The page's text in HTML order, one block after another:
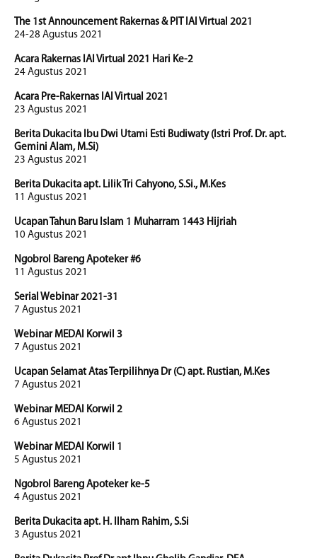
The 1st Announcement Rakernas & PIT IAI Virtual 2021
24-28 Agustus 2021
Acara Rakernas IAI Virtual 2021 Hari Ke-2
24 Agustus 2021
Acara Pre-Rakernas IAI Virtual 2021
23 Agustus 2021
Berita Dukacita Ibu Dwi Utami Esti Budiwaty (Istri Prof. Dr. apt.
Gemini Alam, M.Si)
23 Agustus 2021
Berita Dukacita apt. Lilik Tri Cahyono, S.Si., M.Kes
11 Agustus 2021
Ucapan Tahun Baru Islam 1 Muharram 1443 Hijriah
10 Agustus 2021
Ngobrol Bareng Apoteker #6
11 Agustus 2021
Serial Webinar 2021-31
7 Agustus 2021
Webinar MEDAI Korwil 3
7 Agustus 2021
Ucapan Selamat Atas Terpilihnya Dr (C) apt. Rustian, M.Kes
7 Agustus 2021
Webinar MEDAI Korwil 2
6 Agustus 2021
Webinar MEDAI Korwil 1
5 Agustus 2021
Ngobrol Bareng Apoteker ke-5
4 Agustus 2021
Berita Dukacita apt. H. Ilham Rahim, S.Si
3 Agustus 2021